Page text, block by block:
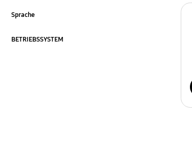
Firmware-Update
Galaxy Apps
Sprache
BETRIEBSSYSTEM